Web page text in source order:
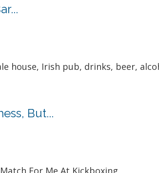
house, Irish pub, drinks, beer,
But...
For Me At Kickboxing.